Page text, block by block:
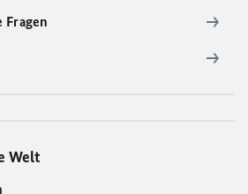
Welt